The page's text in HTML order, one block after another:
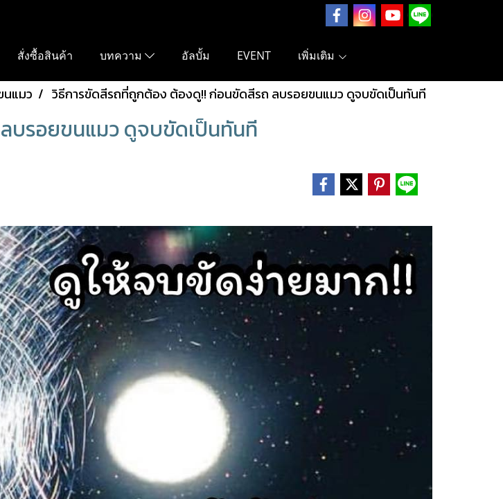
สั่งซื้อสินค้า บทความ อัลบั้ม EVENT เพิ่มเติม
นแมว วิธีการขัดสีรถที่ถูกต้อง ต้องดู!! ก่อนขัดสีรถ ลบรอยขนแมว ดูจบขัดเป็นทันที
บรอยขนแมว ดูจบขัดเป็นทันที